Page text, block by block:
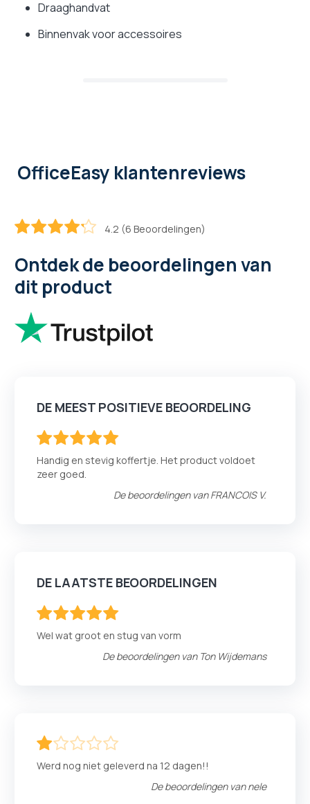
Draaghandvat
Binnenvak voor accessoires
OfficeEasy klantenreviews
4.2 (6 Beoordelingen)
Ontdek de beoordelingen van
dit product
DE MEEST POSITIEVE BEOORDELING
Handig en stevig koffertje. Het product voldoet
zeer goed.
De beoordelingen vanFRANCOIS V.
DE LAATSTE BEOORDELINGEN
Wel wat groot en stug van vorm
De beoordelingen van Ton Wijdemans
Werd nog niet geleverd na 12 dagen!!
De beoordelingen vannele